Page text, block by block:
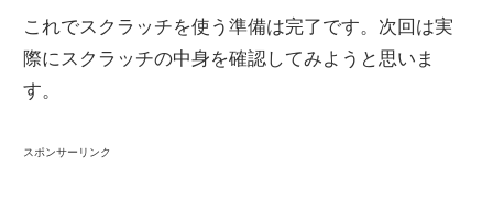
これでスクラッチを使う準備は完了です。次回は実
際にスクラッチの中身を確認してみようと思いま
す。
スポンサーリンク